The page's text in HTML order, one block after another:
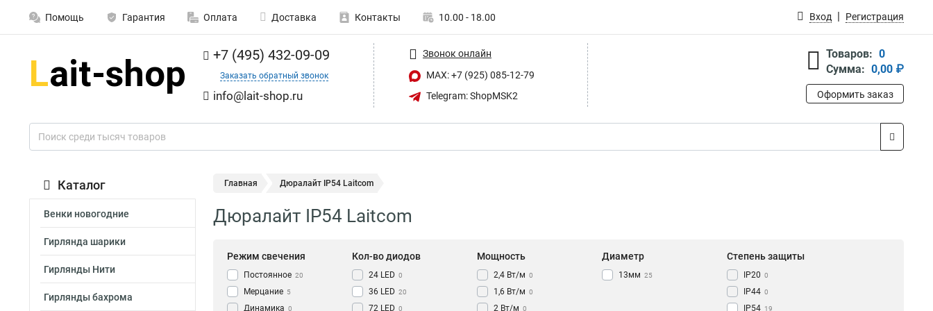
Помощь Гарантия Оплата Доставка Контакты 10.00 - 18.00 Вход Регистрация
+7 (495) 432-09-09
Заказать обратный звонок
info@lait-shop.ru
Звонок онлайн
MAX: +7 (925) 085-12-79
Telegram: ShopMSK2
Товаров: 0
Сумма: 0,00 ₽
Оформить заказ
Каталог
Венки новогодние
Гирлянда шарики
Гирлянды Нити
Гирлянды бахрома
Главная Дюралайт IP54 Laitcom
Дюралайт IP54 Laitcom
Режим свечения
Постоянное 20
Мерцание 5
Динамика 0
Кол-во диодов
24 LED 0
36 LED 20
72 LED 0
Мощность
2,4 Вт/м 0
1,6 Вт/м 0
2 Вт/м 0
Диаметр
13мм 25
Степень защиты
IP20 0
IP44 0
IP54 19